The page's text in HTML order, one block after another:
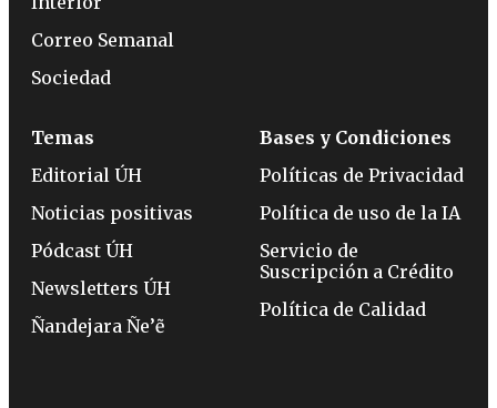
Correo Semanal
Sociedad
Temas
Editorial ÚH
Noticias positivas
Pódcast ÚH
Newsletters ÚH
Ñandejara Ñe’ẽ
Bases y Condiciones
Políticas de Privacidad
Política de uso de la IA
Servicio de
Suscripción a Crédito
Política de Calidad